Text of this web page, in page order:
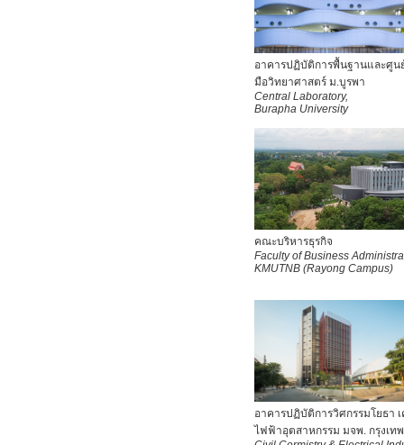
อาคารปฏิบัติการพื้นฐานและศูน
มือวิทยาศาสตร์ ม.บูรพา
Central Laboratory,
Burapha University
คณะบริหารธุรกิจ
Faculty of Business
KMUTNB (Rayong Campus)
อาคารปฏิบัติการวิศกรรมโยธา
ไฟฟ้าอุตสาหกรรม มจพ. กรุงเท